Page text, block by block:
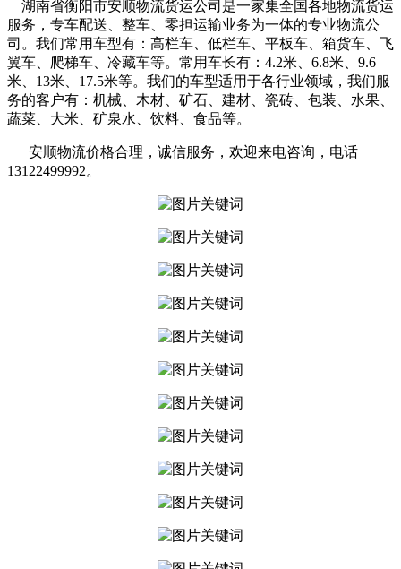
湖南省衡阳市安顺物流货运公司是一家集全国各地物流货运
服务，专车配送、整车、零担运输业务为一体的专业物流公
司。我们常用车型有：高栏车、低栏车、平板车、箱货车、飞
翼车、爬梯车、冷藏车等。常用车长有：4.2米、6.8米、9.6
米、13米、17.5米等。我们的车型适用于各行业领域，我们服
务的客户有：机械、木材、矿石、建材、瓷砖、包装、水果、
蔬菜、大米、矿泉水、饮料、食品等。
安顺物流价格合理，诚信服务，欢迎来电咨询，电话
13122499992。